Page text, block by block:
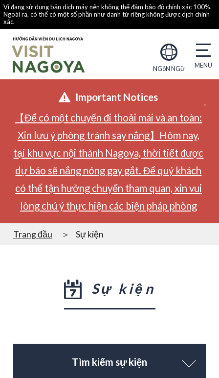
Vì đang sử dụng bản dịch máy nên không thể đảm bảo độ chính xác 100%.
Ngoài ra, có thể có một số phần như danh từ riêng không được dịch chính
xác.
NGôN NGữ
Important Notices
【Để có một chuyến đi thoải mái và an toàn:
Xin lưu ý phòng tránh say nắng】Hôm nay,
tại khu vực nội thành Nagoya, thời tiết được
dự báo sẽ nắng nóng gay gắt. Để quý khách
có thể tận hưởng chuyến tham quan, xin vui
lòng chú ý thực hiện các biện pháp phòng
Trang đầu Sự kiện
Sự kiện
Tìm kiếm sự kiện